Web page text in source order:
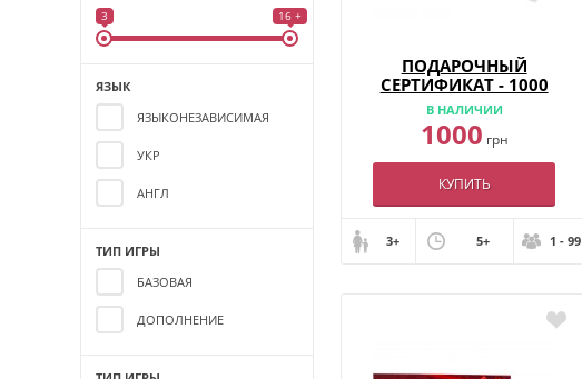
3 16 +
ЯЗЫК
ЯЗЫКОНЕЗАВИСИМАЯ
УКР
АНГЛ
ТИП ИГРЫ
БАЗОВАЯ
ДОПОЛНЕНИЕ
ПОДАРОЧНЫЙ
СЕРТИФИКАТ - 1000
В НАЛИЧИИ
1000 грн
КУПИТЬ
3+ 5+ 1 - 99